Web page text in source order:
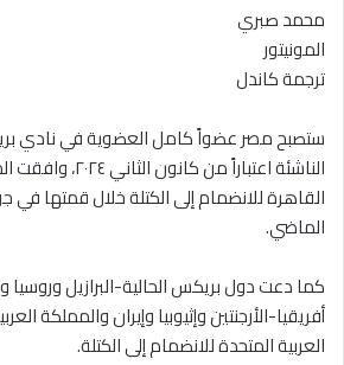
محمد صبري
المونيتور
ترجمة كاندل
ستصبح مصر عضواً كامل العضوية في نادي
الناشئة اعتباراً من
القاهرة للانضمام إلى الكتلة خلال قمتها في
الماضي.
كما دعت دول بريكس الحالية-البرازيل وروسيا
أفريقيا-الأرجنتين وإثيوبيا وإيران والمملكة
العربية المتحدة للانضمام إلى الكتلة.